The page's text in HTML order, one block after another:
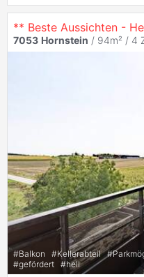
7053 Hornstein / 94m² / 4
#Balkon #Kellerabteil #
#gefördert #hell